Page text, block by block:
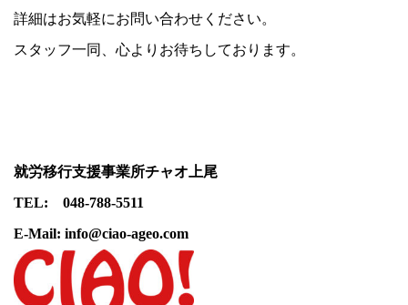
詳細はお気軽にお問い合わせください。
スタッフ一同、心よりお待ちしております。
就労移行支援事業所チャオ上尾
TEL: 048-788-5511
E-Mail: info@ciao-ageo.com